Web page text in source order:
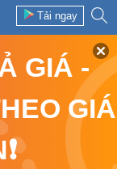
Tải ngay
GIÁ -
GIÁ